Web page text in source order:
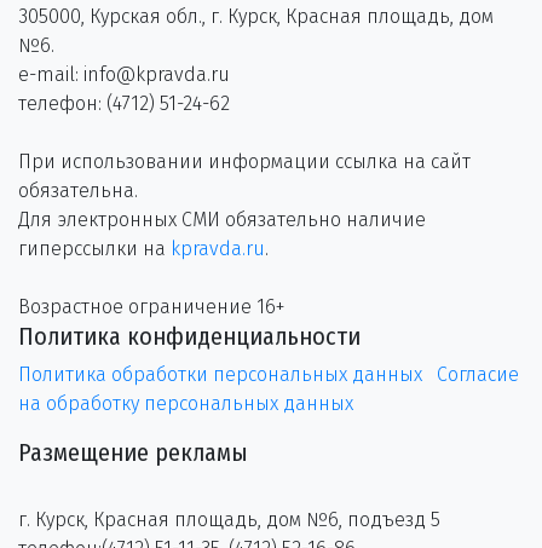
305000, Курская обл., г. Курск, Красная площадь, дом
№6.
e-mail: info@kpravda.ru
телефон: (4712) 51-24-62
При использовании информации ссылка на сайт
обязательна.
Для электронных СМИ обязательно наличие
гиперссылки на kpravda.ru.
Возрастное ограничение 16+
Политика конфиденциальности
Политика обработки персональных данных
Согласие
на обработку персональных данных
Размещение рекламы
г. Курск, Красная площадь, дом №6, подъезд 5